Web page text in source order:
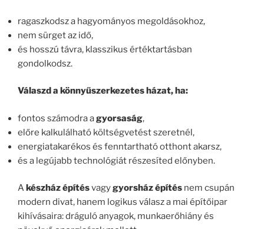
ragaszkodsz a hagyományos megoldásokhoz,
nem sürget az idő,
és hosszú távra, klasszikus értéktartásban
gondolkodsz.
Válaszd a könnyűszerkezetes házat, ha:
fontos számodra agyorsaság,
előre kalkulálható költségvetést szeretnél,
energiatakarékos és fenntartható otthont akarsz,
és a legújabb technológiát részesíted előnyben.
A készház építésvagygyorsház építés nem csupán
modern divat, hanem logikus válasz a mai építőipar
kihívásaira: dráguló anyagok, munkaerőhiány és